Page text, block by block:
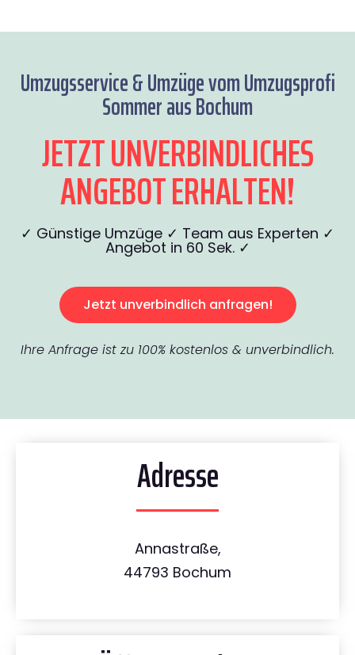
Umzugsservice & Umzüge vom Umzugsprofi
Sommer aus Bochum
JETZT UNVERBINDLICHES
ANGEBOT ERHALTEN!
✓ Günstige Umzüge ✓ Team aus Experten ✓
Angebot in 60 Sek. ✓
Jetzt unverbindlich anfragen!
Ihre Anfrage ist zu 100% kostenlos & unverbindlich.
Adresse
Annastraße,
44793 Bochum